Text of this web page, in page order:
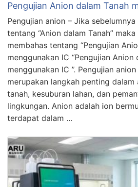
Pengujian Anion dalam Tanah
Pengujian anion – Jika
tentang “Anion dalam Tanah”
membahas tentang “Pengujian
menggunakan IC “Pengujian Anion
menggunakan IC ”. Pengujian
merupakan langkah penting dalam
tanah, kesuburan lahan, dan
lingkungan. Anion adalah ion
terdapat dalam …